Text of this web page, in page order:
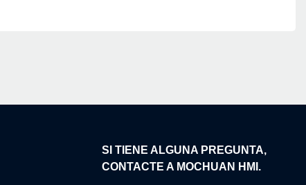
SI TIENE ALGUNA PREGUNTA,
CONTACTE A MOCHUAN HMI.